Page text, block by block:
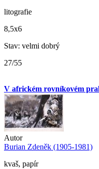
litografie
8,5x6
Stav: velmi dobrý
27/55
V africkém rovníkovém
Autor
Burian Zdeněk (1905-1981)
kvaš, papír